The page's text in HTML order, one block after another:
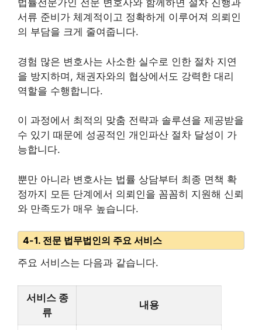
법률전문가인 전문 변호사와 함께하면 절차 진행과
서류 준비가 체계적이고 정확하게 이루어져 의뢰인
의 부담을 크게 줄여줍니다.
경험 많은 변호사는 사소한 실수로 인한 절차 지연
을 방지하며, 채권자와의 협상에서도 강력한 대리
역할을 수행합니다.
이 과정에서 최적의 맞춤 전략과 솔루션을 제공받을
수 있기 때문에 성공적인 개인파산 절차 달성이 가
능합니다.
뿐만 아니라 변호사는 법률 상담부터 최종 면책 확
정까지 모든 단계에서 의뢰인을 꼼꼼히 지원해 신뢰
와 만족도가 매우 높습니다.
4-1. 전문 법무법인의 주요 서비스
주요 서비스는 다음과 같습니다.
서비스 종
류
내용